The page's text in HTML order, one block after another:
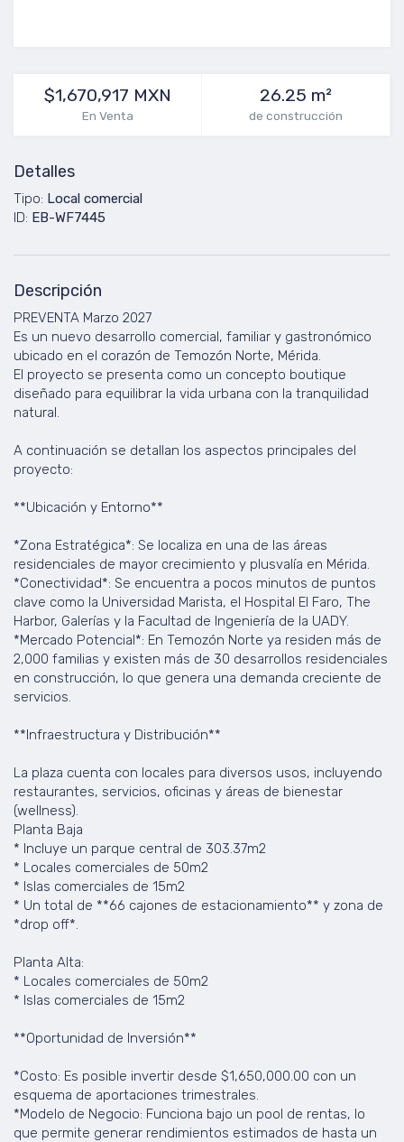
$1,670,917 MXN
En Venta
26.25 m²
de construcción
Detalles
Tipo: Local comercial
ID: EB-WF7445
Descripción
PREVENTA Marzo 2027
Es un nuevo desarrollo comercial, familiar y gastronómico
ubicado en el corazón de Temozón Norte, Mérida.
El proyecto se presenta como un concepto boutique
diseñado para equilibrar la vida urbana con la tranquilidad
natural.
A continuación se detallan los aspectos principales del
proyecto:
**Ubicación y Entorno**
*Zona Estratégica*: Se localiza en una de las áreas
residenciales de mayor crecimiento y plusvalía en Mérida.
*Conectividad*: Se encuentra a pocos minutos de puntos
clave como la Universidad Marista, el Hospital El Faro, The
Harbor, Galerías y la Facultad de Ingeniería de la UADY.
*Mercado Potencial*: En Temozón Norte ya residen más de
2,000 familias y existen más de 30 desarrollos residenciales
en construcción, lo que genera una demanda creciente de
servicios.
**Infraestructura y Distribución**
La plaza cuenta con locales para diversos usos, incluyendo
restaurantes, servicios, oficinas y áreas de bienestar
(wellness).
Planta Baja
* Incluye un parque central de 303.37m2
* Locales comerciales de 50m2
* Islas comerciales de 15m2
* Un total de **66 cajones de estacionamiento** y zona de
*drop off*.
Planta Alta:
* Locales comerciales de 50m2
* Islas comerciales de 15m2
**Oportunidad de Inversión**
*Costo: Es posible invertir desde $1,650,000.00 con un
esquema de aportaciones trimestrales.
*Modelo de Negocio: Funciona bajo un pool de rentas, lo
que permite generar rendimientos estimados de hasta un